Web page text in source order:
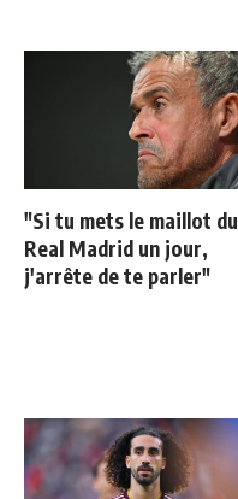
"Si tu mets le maillot du
Real Madrid un jour,
j'arrête de te parler"